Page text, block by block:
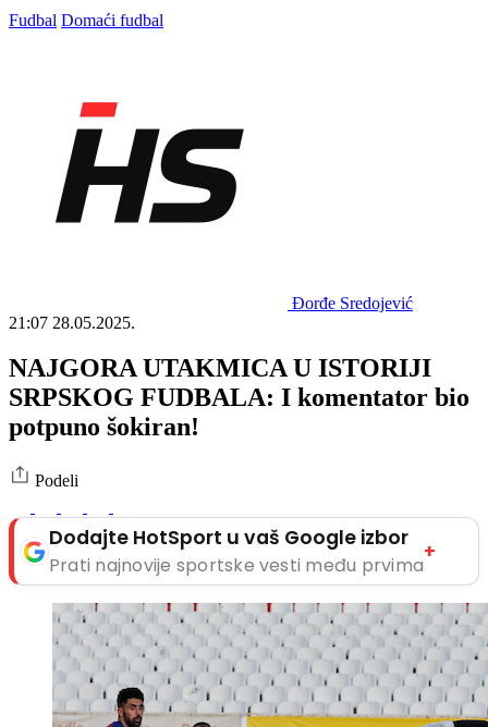
Fudbal Domaći fudbal
Đorđe Sredojević
21:07 28.05.2025.
NAJGORA UTAKMICA U ISTORIJI
SRPSKOG FUDBALA: I komentator bio
potpuno šokiran!
Podeli
Dodajte HotSport u vaš Google izbor
Prati najnovije sportske vesti među prvima
+